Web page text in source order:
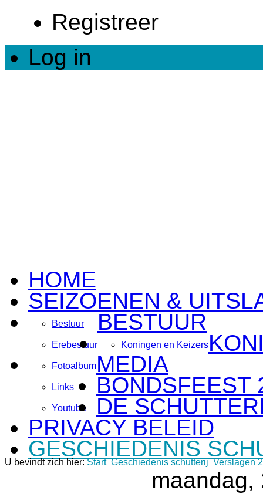
Registreer
Log in
HOME
SEIZOENEN &
BESTUUR
Bestuur
Erebestuur Koningen en Keizers
MEDIA
Fotoalbum
Links
Youtube
BONDSFEEST
DE
PRIVACY BELEID
GESCHIEDENIS
U bevindt zich hier:Start Geschiedenis schutterij Verslagen
maandag,